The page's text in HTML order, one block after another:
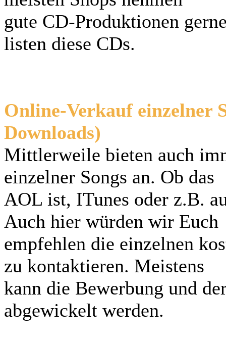
gute CD-Produktionen
listen diese CDs.
Online-Verkauf einzelner
Downloads)
Mittlerweile bieten auch
einzelner Songs an. Ob das
AOL ist, ITunes oder z.B.
Auch hier würden wir Euch
empfehlen die einzelnen
zu kontaktieren. Meistens
kann die Bewerbung und
abgewickelt werden.